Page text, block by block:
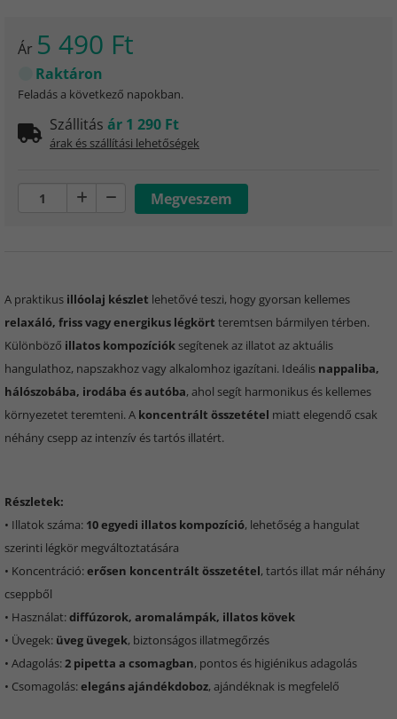
Ár 5 490 Ft
Raktáron
Feladás a következő napokban.
Szállitás ár 1 290 Ft
árak és szállítási lehetőségek
A praktikus illóolaj készlet lehetővé teszi, hogy gyorsan kellemes
relaxáló, friss vagy energikus légkört teremtsen bármilyen térben.
Különböző illatos kompozíciók segítenek az illatot az aktuális
hangulathoz, napszakhoz vagy alkalomhoz igazítani. Ideális nappaliba,
hálószobába, irodába és autóba, ahol segít harmonikus és kellemes
környezetet teremteni. A koncentrált összetétel miatt elegendő csak
néhány csepp az intenzív és tartós illatért.
Részletek:
• Illatok száma: 10 egyedi illatos kompozíció, lehetőség a hangulat
szerinti légkör megváltoztatására
• Koncentráció:erősen koncentrált összetétel, tartós illat már néhány
cseppből
• Használat:diffúzorok, aromalámpák, illatos kövek
• Üvegek: üveg üvegek, biztonságos illatmegőrzés
• Adagolás:2 pipetta a csomagban, pontos és higiénikus adagolás
• Csomagolás:elegáns ajándékdoboz, ajándéknak is megfelelő